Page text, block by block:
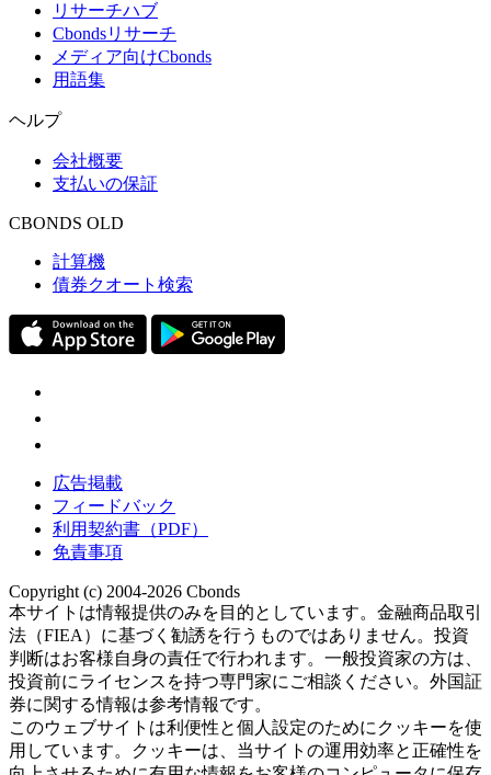
リサーチハブ
Cbondsリサーチ
メディア向けCbonds
用語集
ヘルプ
会社概要
支払いの保証
CBONDS OLD
計算機
債券クオート検索
広告掲載
フィードバック
利用契約書（PDF）
免責事項
Copyright (c) 2004-2026 Cbonds
本サイトは情報提供のみを目的としています。金融商品取引
法（FIEA）に基づく勧誘を行うものではありません。投資
判断はお客様自身の責任で行われます。一般投資家の方は、
投資前にライセンスを持つ専門家にご相談ください。外国証
券に関する情報は参考情報です。
このウェブサイトは利便性と個人設定のためにクッキーを使
用しています。クッキーは、当サイトの運用効率と正確性を